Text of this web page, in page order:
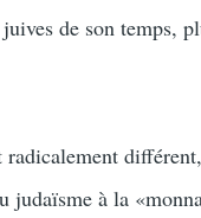
de son temps,
judaïsme à la